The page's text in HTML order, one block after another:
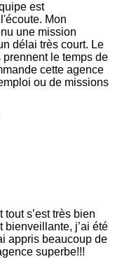
est
Mon
une mission
délai très court. Le
le temps de
cette agence
ou de missions
s’est très bien
bienveillante, j’ai été
appris beaucoup de
superbe!!!